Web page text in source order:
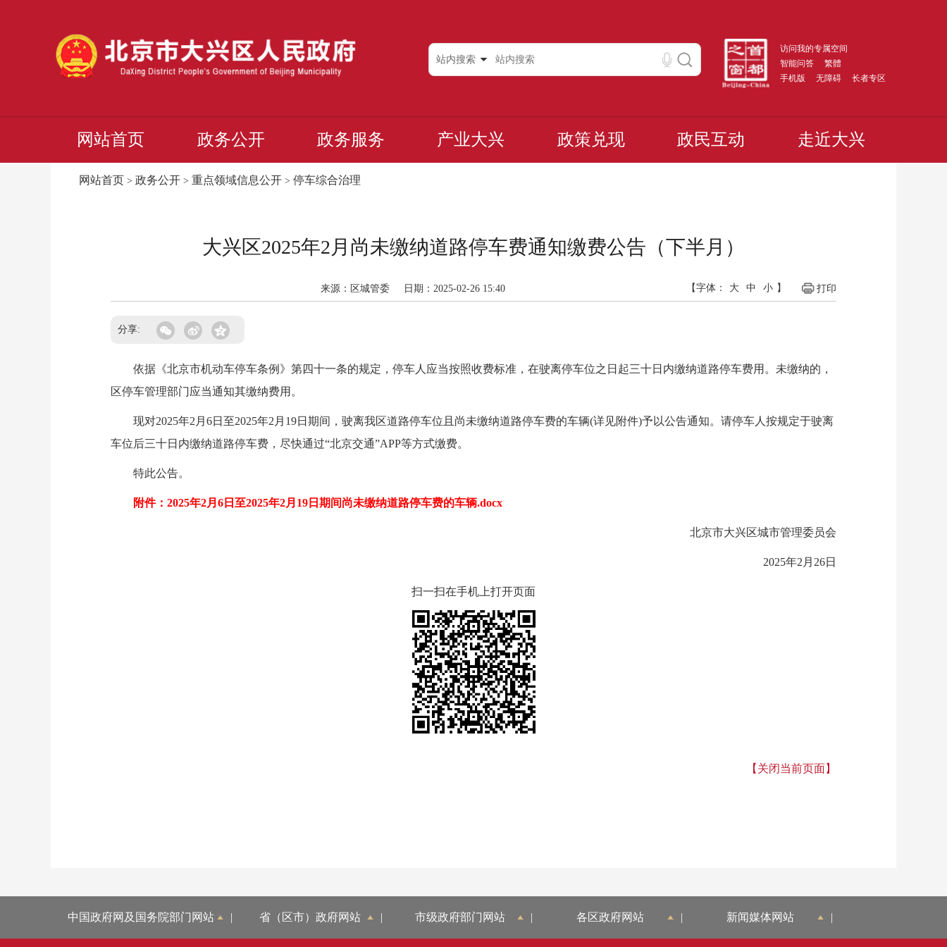
访问我的专属空间
智能问答
繁體
手机版
无障碍 长者专区
站内搜索
网站首页 政务公开 政务服务 产业大兴 政策兑现 政民互动 走近大兴
网站首页 > 政务公开 > 重点领域信息公开 > 停车综合治理
大兴区2025年2月尚未缴纳道路停车费通知缴费公告（下半月）
来源：区城管委 日期：2025-02-26 15:40 打印
【字体： 大 中 小 】
分享:
依据《北京市机动车停车条例》第四十一条的规定，停车人应当按照收费标准，在驶离停车位之日起三十日内缴纳道路停车费用。未缴纳的，
区停车管理部门应当通知其缴纳费用。
现对2025年2月6日至2025年2月19日期间，驶离我区道路停车位且尚未缴纳道路停车费的车辆(详见附件)予以公告通知。请停车人按规定于驶离
车位后三十日内缴纳道路停车费，尽快通过“北京交通”APP等方式缴费。
特此公告。
附件：2025年2月6日至2025年2月19日期间尚未缴纳道路停车费的车辆.docx
北京市大兴区城市管理委员会
2025年2月26日
扫一扫在手机上打开页面
【关闭当前页面】
中国政府网及国务院部门网站 | 省（区市）政府网站 | 市级政府部门网站 | 各区政府网站 | 新闻媒体网站 |